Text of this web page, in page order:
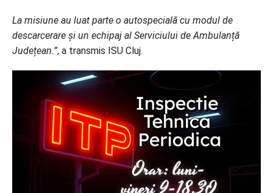
La misiune au luat parte o autospecială cu modul de
descarcerare și un echipaj al Serviciului de Ambulanță
Județean.”, a transmis ISU Cluj.